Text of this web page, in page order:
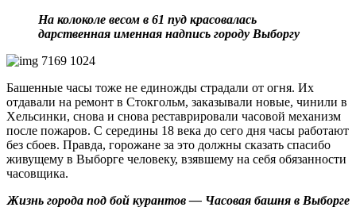
На колоколе весом в 61 пуд красовалась
дарственная именная надпись городу Выборгу
Башенные часы тоже не единожды страдали от огня. Их
отдавали на ремонт в Стокгольм, заказывали новые, чинили в
Хельсинки, снова и снова реставрировали часовой механизм
после пожаров. С середины 18 века до сего дня часы работают
без сбоев. Правда, горожане за это должны сказать спасибо
живущему в Выборге человеку, взявшему на себя обязанности
часовщика.
Жизнь города под бой курантов — Часовая башня в Выборге